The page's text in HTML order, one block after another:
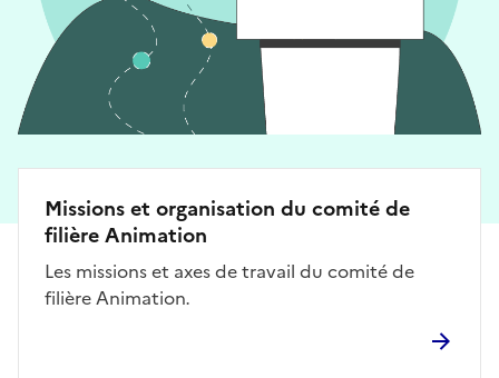
Missions et organisation du comité de
filière Animation
Les missions et axes de travail du comité de
filière Animation.